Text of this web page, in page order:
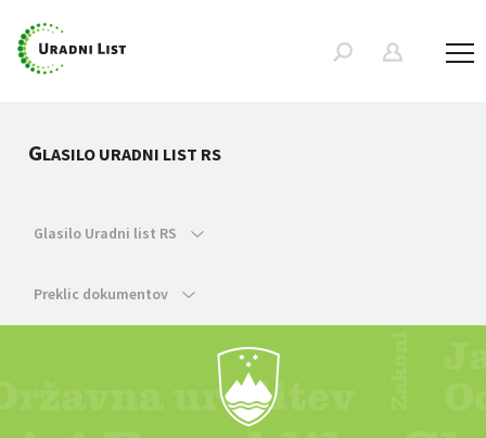
GLASILO URADNI LIST RS
Glasilo Uradni list RS
Preklic dokumentov